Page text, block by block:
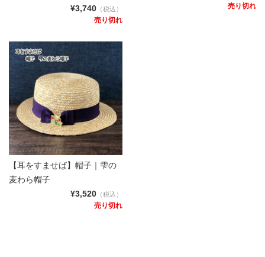
¥3,740 （税込）
売り切れ
売り切れ
【耳をすませば】帽子｜雫の
麦わら帽子
¥3,520 （税込）
売り切れ